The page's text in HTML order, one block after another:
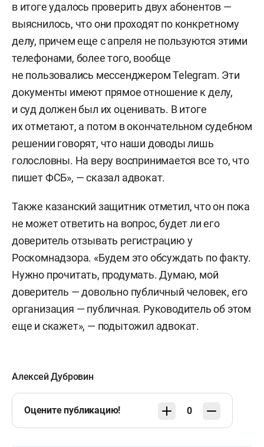
в итоге удалось проверить двух абонентов —
выяснилось, что они проходят по конкретному
делу, причем еще с апреля не пользуются этими
телефонами, более того, вообще
не пользовались мессенджером Telegram. Эти
документы имеют прямое отношение к делу,
и суд должен был их оценивать. В итоге
их отметают, а потом в окончательном судебном
решении говорят, что наши доводы лишь
голословны. На веру воспринимается все то, что
пишет ФСБ», — сказал адвокат.
Также казанский защитник отметил, что он пока
не может ответить на вопрос, будет ли его
доверитель отзывать регистрацию у
Роскомнадзора. «Будем это обсуждать по факту.
Нужно прочитать, продумать. Думаю, мой
доверитель — довольно публичный человек, его
организация — публичная. Руководитель об этом
еще и скажет», — подытожил адвокат.
Алексей Дубровин
Оцените публикацию! 0